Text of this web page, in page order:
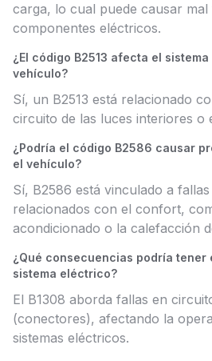
carga, lo cual puede causar
componentes eléctricos.
¿El código B2513 afecta el
vehículo?
Sí, un B2513 está relacionado
circuito de las luces interiores o
¿Podría el código B2586 causar
el vehículo?
Sí, B2586 está vinculado a fallas
relacionados con el confort,
acondicionado o la calefacción
¿Qué consecuencias podría tener
sistema eléctrico?
El B1308 aborda fallas en
(conectores), afectando la
sistemas eléctricos.